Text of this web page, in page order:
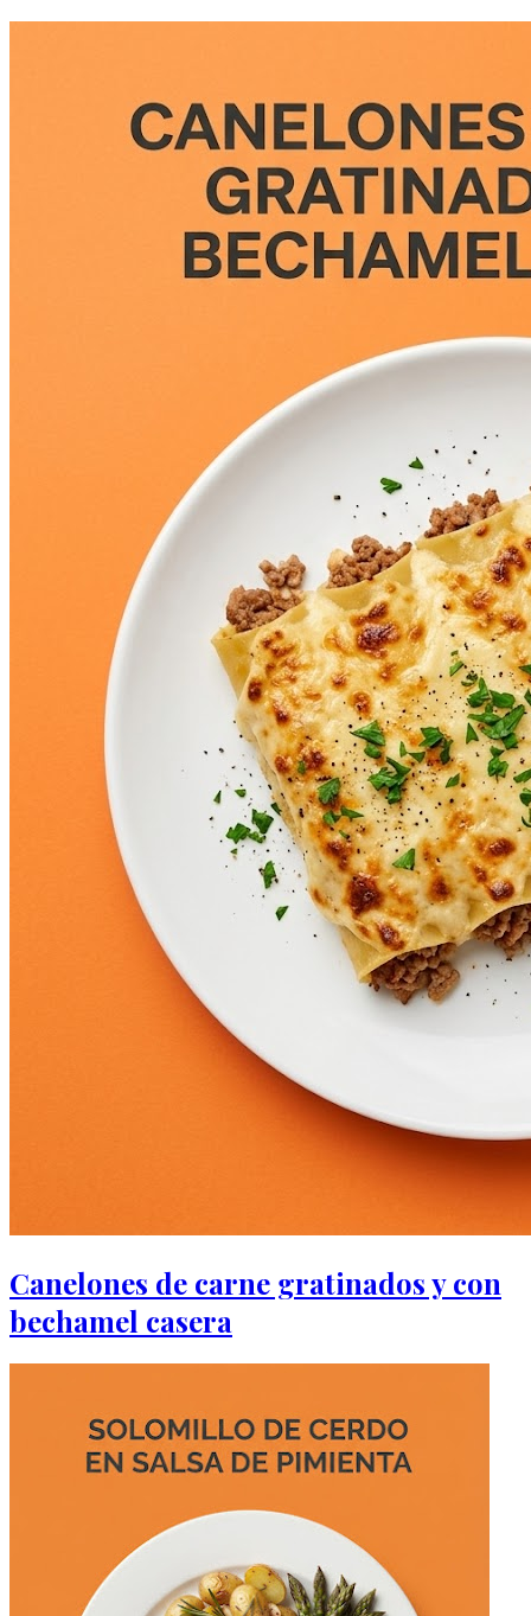
Canelones de carne gratinados y con
bechamel casera